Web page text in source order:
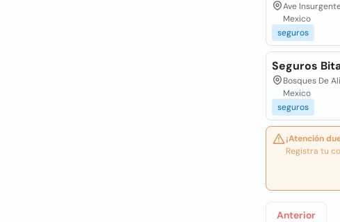
Ave
Mexico
seguros
Seguros
Bosques De
Mexico
seguros
¡Atención
Registra tu
Anterior